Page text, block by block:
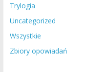
Trylogia
Uncategorized
Wszystkie
Zbiory opowiadań